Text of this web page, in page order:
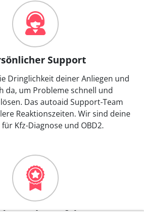
Support
Dringlichkeit deiner Anliegen und
da, um Probleme schnell und
Das autoaid Support-Team
Reaktionszeiten. Wir sind deine
Kfz-Diagnose und OBD2.
10 Jahre Erfahrung